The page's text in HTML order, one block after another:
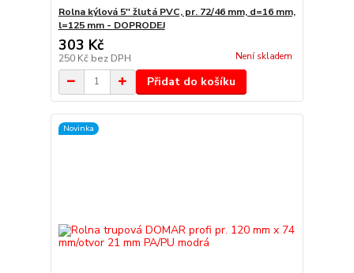
Rolna kýlová 5'' žlutá PVC, pr. 72/46 mm, d=16 mm,
l=125 mm - DOPRODEJ
303 Kč
250 Kč bez DPH Není skladem
Přidat do košíku
Novinka